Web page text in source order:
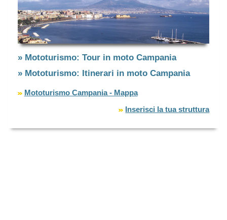
» Mototurismo: Tour in moto Campania
» Mototurismo: Itinerari in moto Campania
Mototurismo Campania - Mappa
Inserisci la tua struttura